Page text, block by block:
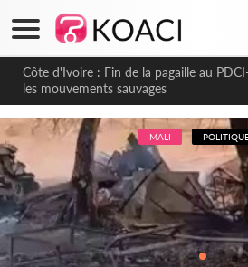
Côte d'Ivoire : Fin de la pagaille au
les mouvements sauvages
MALI